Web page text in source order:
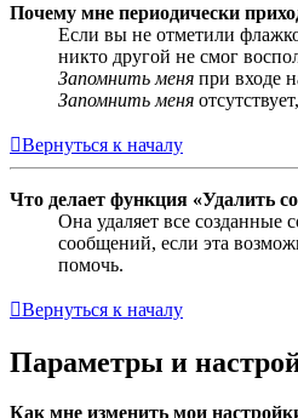
Почему мне периодически
Если вы не отметили
никто другой не смог
Запомнить меня при входе
Запомнить меня
Вернуться к началу
Что делает функция «Удалить
Она удаляет все созданные
сообщений, если эта
помочь.
Вернуться к началу
Параметры и
Как мне изменить мои